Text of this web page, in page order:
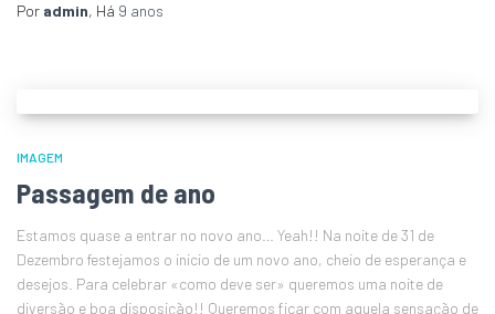
Por admin, Há 9 anos
IMAGEM
Passagem de ano
Estamos quase a entrar no novo ano… Yeah!! Na noite de 31 de
Dezembro festejamos o inicio de um novo ano, cheio de esperança e
desejos. Para celebrar «como deve ser» queremos uma noite de
diversão e boa disposição!! Queremos ficar com aquela sensação de